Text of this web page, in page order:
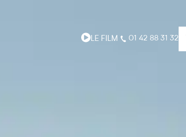
LE FILM 01 42 88 31 32